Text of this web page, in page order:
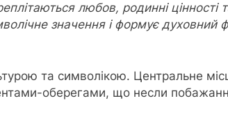
любов, родинні цінності
значення і формує духовний
та символікою. Центральне
оберегами, що несли